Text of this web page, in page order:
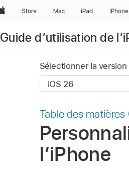
AppleStore Mac iPad iPhone
Guide d’utilisation de
Sélectionner la version
Table des matières
l’iPhone